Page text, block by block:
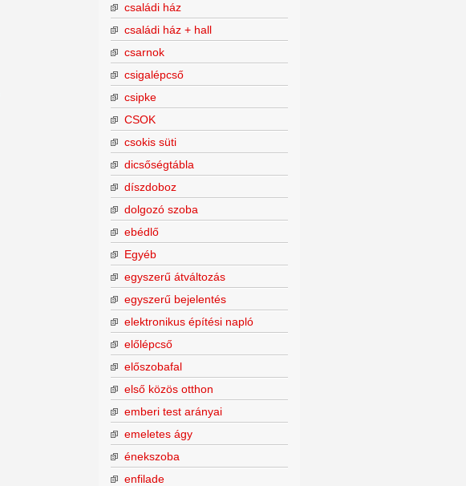
családi ház
családi ház + hall
csarnok
csigalépcső
csipke
CSOK
csokis süti
dicsőségtábla
díszdoboz
dolgozó szoba
ebédlő
Egyéb
egyszerű átváltozás
egyszerű bejelentés
elektronikus építési napló
előlépcső
előszobafal
első közös otthon
emberi test arányai
emeletes ágy
énekszoba
enfilade